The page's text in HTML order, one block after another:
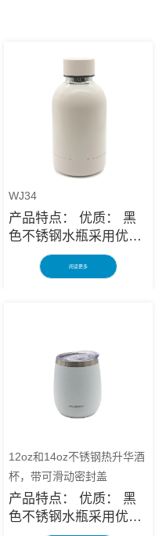
WJ34
产品特点： 优质： 黑
色不锈钢水瓶采用优质
防锈不锈钢制成，是长
期使用的可靠物品。多
有很大帮助，让您在理
想的温度下享用饮品。
在旅途中： 无论您想要
露营和远足的黑色不锈
是只想可持续地补充水
分，黑色不锈钢水瓶都
有适合您的不锈钢水
瓶！ 安全便捷： 黑色
不锈钢水瓶由无毒材料
阅读更多
12oz和14oz不锈钢热升华酒
杯，带可滑动密封盖
产品特点： 优质： 黑
色不锈钢水瓶采用优质